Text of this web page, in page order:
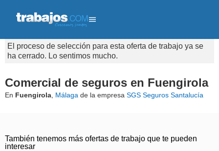
El proceso de selección para esta oferta de trabajo ya se
ha cerrado. Lo sentimos mucho.
Comercial de seguros en Fuengirola
En Fuengirola Málaga de la empresa SGS Seguros Santalucía
También tenemos más ofertas de trabajo que te pueden
interesar